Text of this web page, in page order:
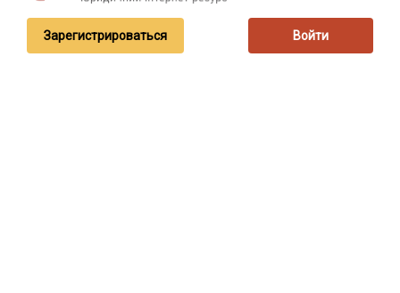
Зарегистрироваться Войти